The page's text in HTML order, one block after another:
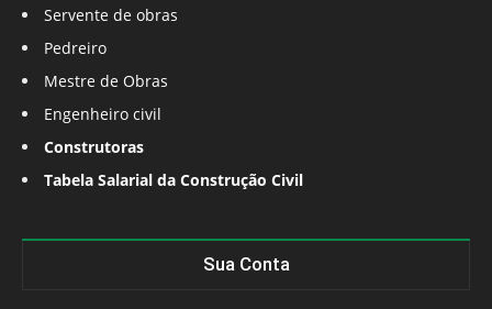
Servente de obras
Pedreiro
Mestre de Obras
Engenheiro civil
Construtoras
Tabela Salarial da Construção Civil
Sua Conta